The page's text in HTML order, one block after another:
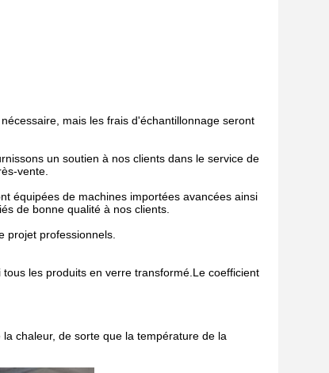
mais les frais d'échantillonnage seront
un soutien à nos clients dans le service de
vente.
équipées de machines importées avancées ainsi
de bonne qualité à nos clients.
projet professionnels.
les produits en verre transformé.Le coefficient
chaleur, de sorte que la température de la